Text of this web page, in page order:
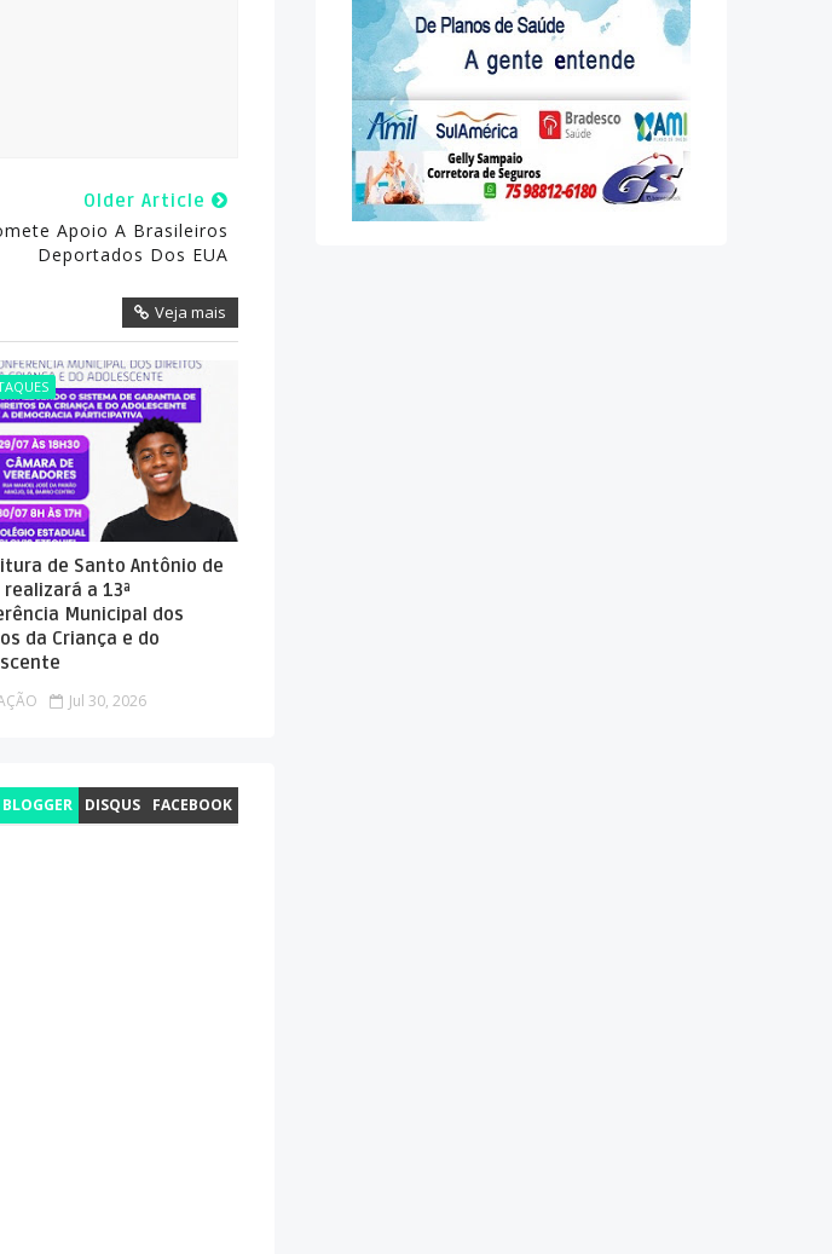
Older Article
Apoio A Brasileiros
Deportados Dos EUA
Veja mais
de Santo Antônio de
realizará a 13ª
Municipal dos
da Criança e do
Jul 30, 2026
BLOGGER DISQUS FACEBOOK